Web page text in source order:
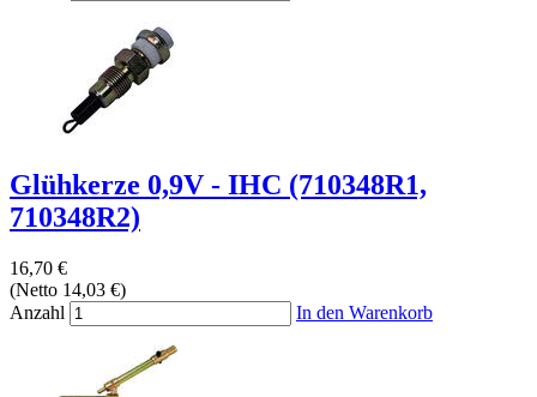
Glühkerze 0,9V - IHC (710348R1,
710348R2)
16,70 €
(Netto 14,03 €)
Anzahl
In den Warenkorb